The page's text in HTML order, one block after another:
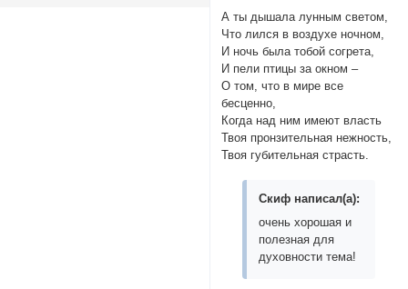
А ты дышала лунным светом,
Что лился в воздухе ночном,
И ночь была тобой согрета,
И пели птицы за окном –
О том, что в мире все
бесценно,
Когда над ним имеют власть
Твоя пронзительная нежность,
Твоя губительная страсть.
Скиф написал(а):
очень хорошая и
полезная для
духовности тема!